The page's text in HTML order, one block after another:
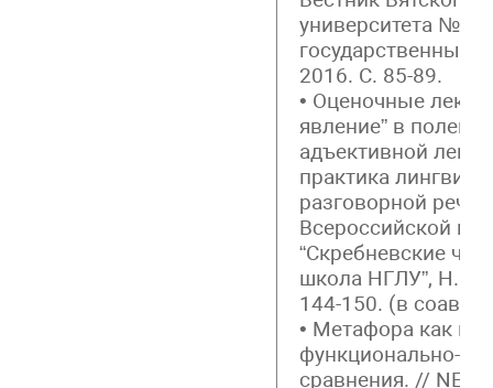
университета № 6.
государственный
2016. С. 85-89.
• Оценочные
явление” в
адъективной
практика
разговорной
Всероссийской
“Скребневские
школа НГЛУ”, Н.
144-150. (в соавт.)
• Метафора как
функционально-
сравнения. //